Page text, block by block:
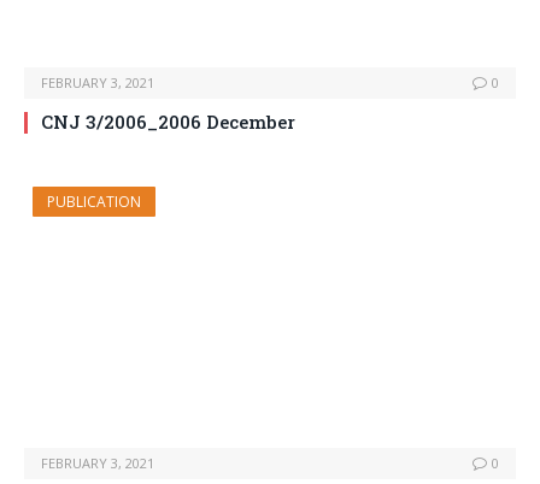
FEBRUARY 3, 2021 0
CNJ 3/2006_2006 December
PUBLICATION
FEBRUARY 3, 2021 0